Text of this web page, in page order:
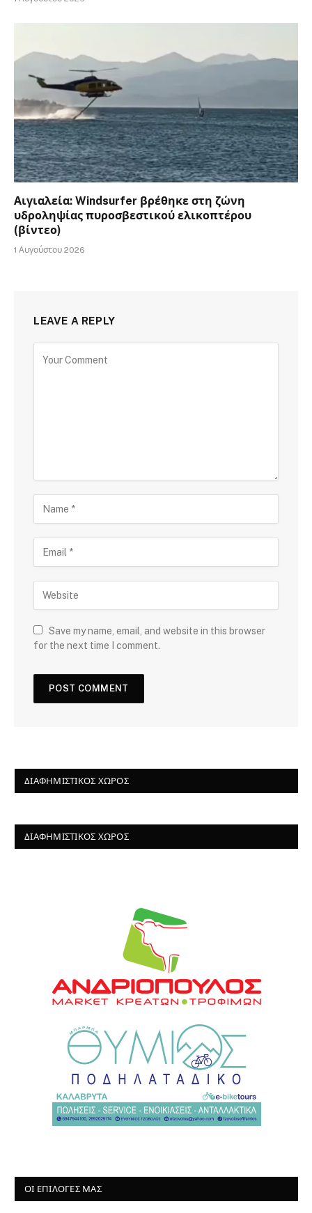
Αιγιαλεία: Windsurfer βρέθηκε στη ζώνη
υδροληψίας πυροσβεστικού ελικοπτέρου
(βίντεο)
1 Αυγούστου 2026
LEAVE A REPLY
Save my name, email, and website in this browser
for the next time I comment.
ΔΙΑΦΗΜΙΣΤΙΚΌΣ ΧΏΡΟΣ
ΔΙΑΦΗΜΙΣΤΙΚΌΣ ΧΏΡΟΣ
ΟΙ ΕΠΙΛΟΓΈΣ ΜΑΣ